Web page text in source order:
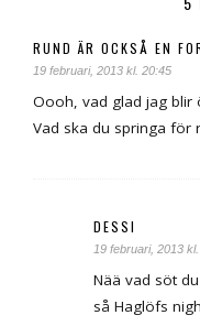
RUND ÄR OCKSÅ EN
19 februari, 2013 kl. 20:45
Oooh, vad glad jag blir
Vad ska du springa för
DESSI
19 februari, 2013
Nää vad söt
så Haglöfs